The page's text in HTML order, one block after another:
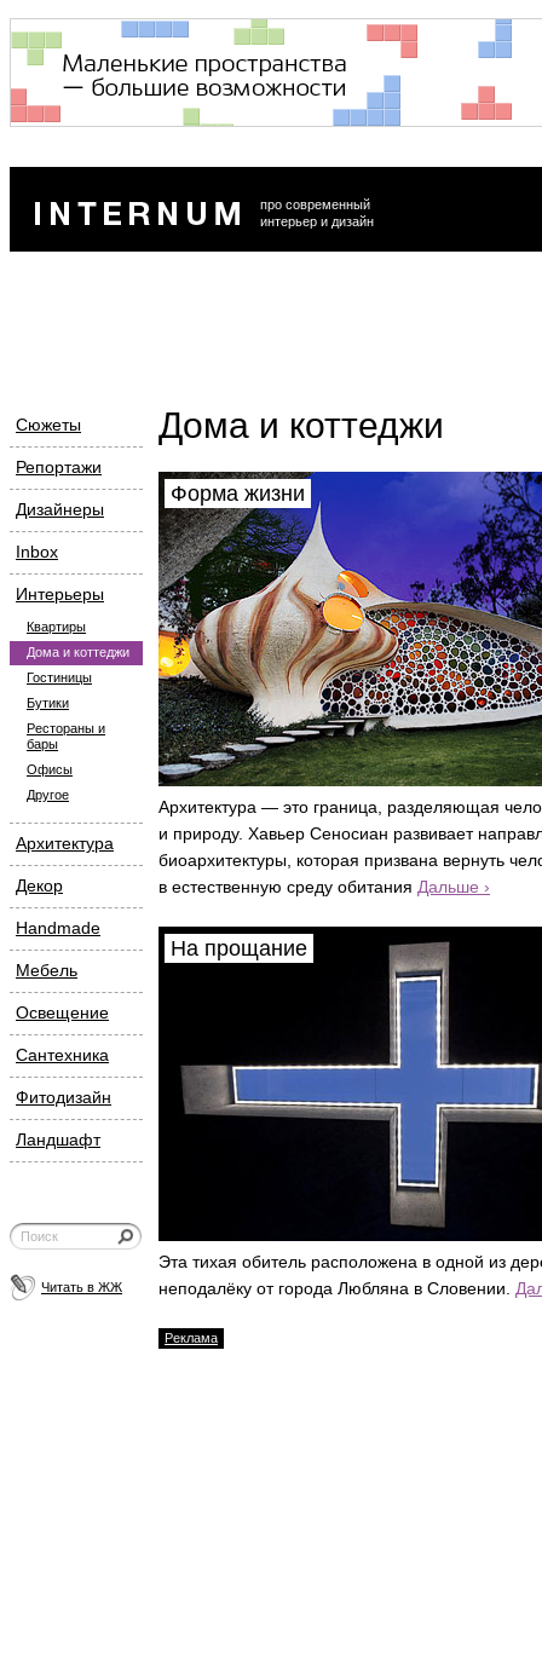
про современный
интерьер и дизайн
Сюжеты
Репортажи
Дизайнеры
Inbox
Интерьеры
Квартиры
Дома и коттеджи
Гостиницы
Бутики
Рестораны и
бары
Офисы
Другое
Архитектура
Декор
Handmade
Мебель
Освещение
Сантехника
Фитодизайн
Ландшафт
Читать в ЖЖ
Дома и коттеджи
Форма жизни
Архитектура — это граница, разделяющая
и природу. Хавьер Сеносиан развивает
биоархитектуры, которая призвана вернуть
в естественную среду обитания Дальше ›
На прощание
Эта тихая обитель расположена в одной из
неподалёку от города Любляна в Словении.
Реклама